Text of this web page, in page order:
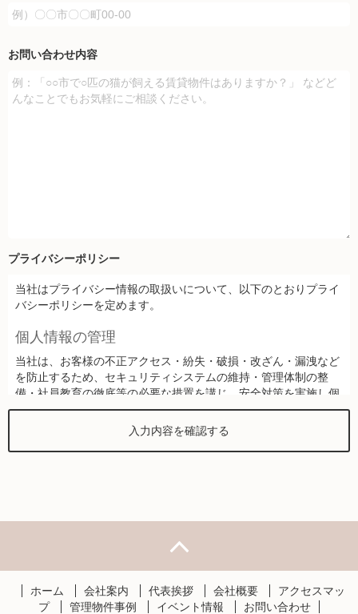
お問い合わせ内容
プライバシーポリシー
当社はプライバシー情報の取扱いについて、以下のとおりプライ
バシーポリシーを定めます。
個人情報の管理
当社は、お客様の不正アクセス・紛失・破損・改ざん・漏洩など
を防止するため、セキュリティシステムの維持・管理体制の整
備・社員教育の徹底等の必要な措置を講じ、安全対策を実施し個
人情報の厳重な管理を行ないます。
個人情報の利用目的
当社は、お客様よりお預かりした個人情報を適切に管理し、次の
いずれかに該当する場合を除き、個人情報を第三者に開示いたし
ません。
お客様の同意がある場合
ホーム 会社案内 代表挨拶 会社概要
アクセスマッ
プ
管理物件事例 イベント情報 お問い合わせ